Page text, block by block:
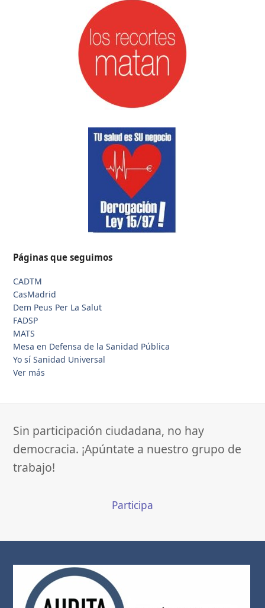
Páginas que seguimos
CADTM
CasMadrid
Dem Peus Per La Salut
FADSP
MATS
Mesa en Defensa de la Sanidad Pública
Yo sí Sanidad Universal
Ver más
Sin participación ciudadana, no hay
democracia. ¡Apúntate a nuestro grupo de
trabajo!
Participa